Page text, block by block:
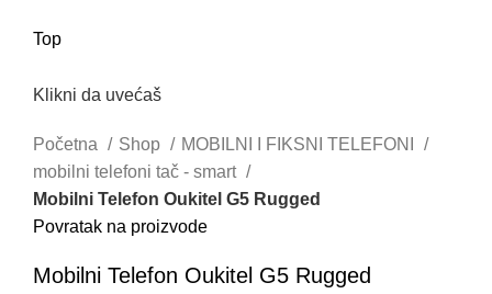
Top
Klikni da uvećaš
Početna Shop
MOBILNI I FIKSNI TELEFONI
mobilni telefoni tač - smart
Mobilni Telefon Oukitel G5 Rugged
Povratak na proizvode
Mobilni Telefon Oukitel G5 Rugged